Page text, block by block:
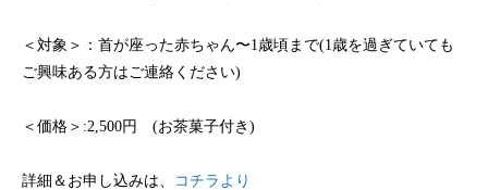
＜対象＞：首が座った赤ちゃん〜1歳頃まで(1歳を過ぎていても
ご興味ある方はご連絡ください)
＜価格＞:2,500円 (お茶菓子付き)
詳細＆お申し込みは、
コチラより